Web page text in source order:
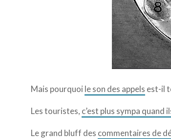
Mais pourquoi le son des appels est-il
Les touristes, c’est plus sympa quand
Le grand bluff des commentaires de